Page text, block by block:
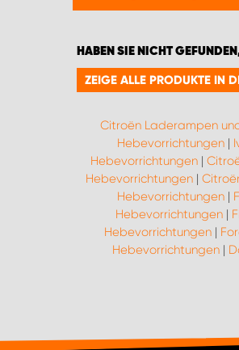
HABEN SIE NICHT
ZEIGE ALLE PRODUKTE IN
Citroën Laderampen
Hebevorrichtungen |
Hebevorrichtungen|
Hebevorrichtungen |
Hebevorrichtungen |
Hebevorrichtungen|
Hebevorrichtungen |
Hebevorrichtungen|